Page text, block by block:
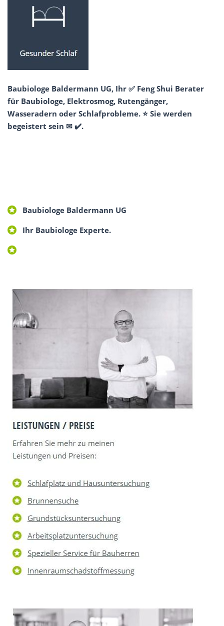
Baubiologe Baldermann UG, Ihr ✅ Feng Shui Berater
für Baubiologe, Elektrosmog, Rutengänger,
Wasseradern oder Schlafprobleme. ⭐ Sie werden
begeistert sein ✉ ✔️.
Baubiologe Baldermann UG
Ihr Baubiologe Experte.